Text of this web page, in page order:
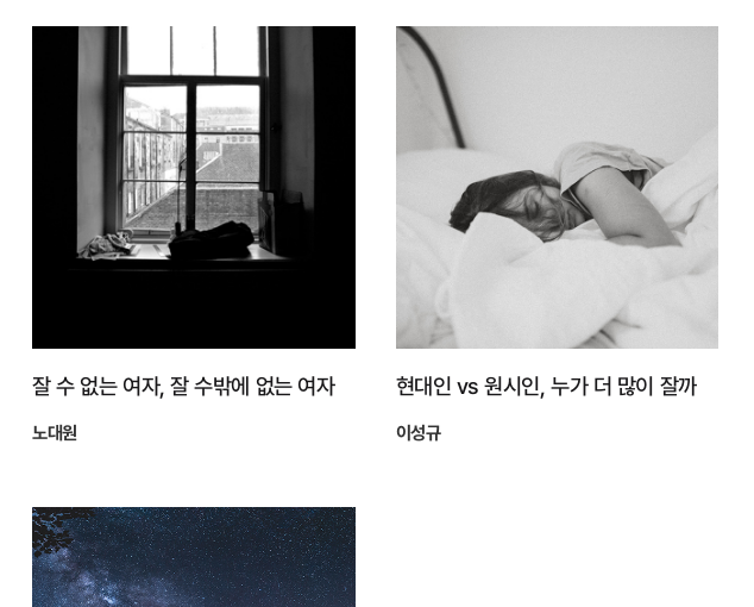
잘 수 없는 여자, 잘 수밖에 없는 여자
노대원
현대인 vs 원시인, 누가 더 많이 잘까
이성규